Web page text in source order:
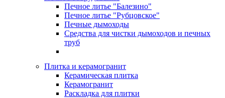
Печное литье "Балезино"
Печное литье "Рубцовское"
Печные дымоходы
Средства для чистки дымоходов и печных
труб
Плитка и керамогранит
Керамическая плитка
Керамогранит
Раскладка для плитки